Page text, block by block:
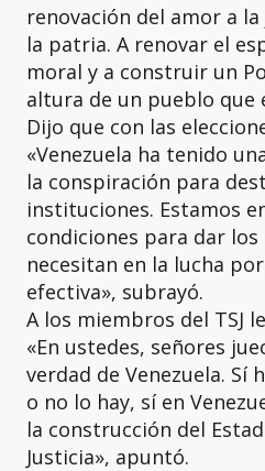
renovación del amor a
la patria. A renovar el
moral y a construir un
altura de un pueblo que
Dijo que con las
«Venezuela ha tenido
la conspiración para
instituciones. Estamos
condiciones para dar los
necesitan en la lucha
efectiva», subrayó.
A los miembros del TSJ
«En ustedes, señores
verdad de Venezuela. Sí
o no lo hay, sí en
la construcción del
Justicia», apuntó.